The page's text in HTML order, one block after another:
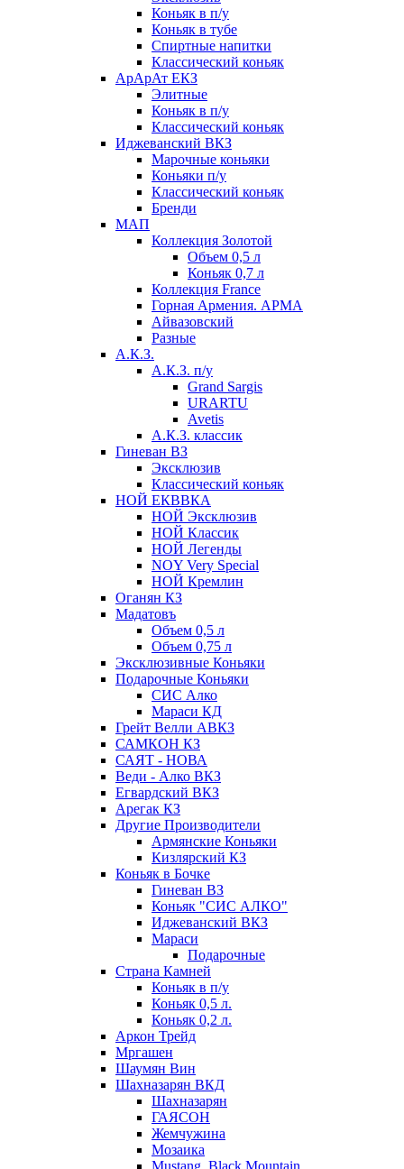
Коньяк в п/у
Коньяк в тубе
Спиртные напитки
Классический коньяк
АрАрАт ЕКЗ
Элитные
Коньяк в п/у
Классический коньяк
Иджеванский ВКЗ
Марочные коньяки
Коньяки п/у
Классический коньяк
Бренди
МАП
Коллекция Золотой
Объем 0,5 л
Коньяк 0,7 л
Коллекция France
Горная Армения. АРМА
Айвазовский
Разные
А.К.З.
А.К.З. п/у
Grand Sargis
URARTU
Avetis
А.К.З. классик
Гиневан ВЗ
Эксклюзив
Классический коньяк
НОЙ ЕКВВКА
НОЙ Эксклюзив
НОЙ Классик
НОЙ Легенды
NOY Very Speсial
НОЙ Кремлин
Оганян КЗ
Мадатовъ
Объем 0,5 л
Объем 0,75 л
Эксклюзивные Коньяки
Подарочные Коньяки
СИС Алко
Мараси КД
Грейт Велли АВКЗ
САМКОН КЗ
САЯТ - НОВА
Веди - Алко ВКЗ
Егвардский ВКЗ
Арегак КЗ
Другие Производители
Армянские Коньяки
Кизлярский КЗ
Коньяк в Бочке
Гиневан ВЗ
Коньяк "СИС АЛКО"
Иджеванский ВКЗ
Мараси
Подарочные
Страна Камней
Коньяк в п/у
Коньяк 0,5 л.
Коньяк 0,2 л.
Аркон Трейд
Мргашен
Шаумян Вин
Шахназарян ВКД
Шахназарян
ГАЯСОН
Жемчужина
Мозаика
Mustang. Black Mountain